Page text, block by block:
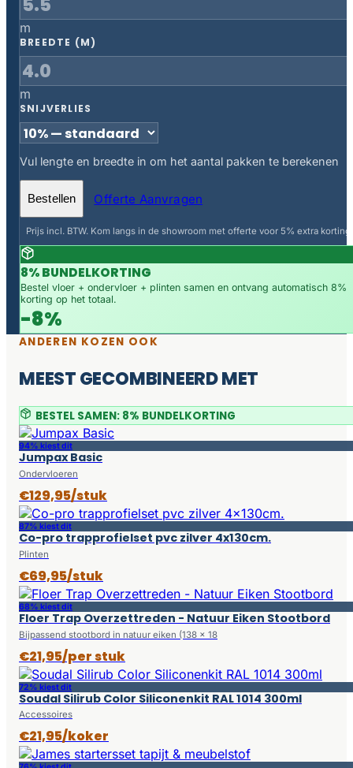
m
BREEDTE (M)
m
SNIJVERLIES
Vul lengte en breedte in om het aantal pakken te berekenen
Bestellen Offerte Aanvragen
Prijs incl. BTW. Kom langs in de showroom met offerte voor 5% extra korting.
8% BUNDELKORTING
Bestel vloer + ondervloer + plinten samen en ontvang automatisch 8%
korting op het totaal.
-8%
ANDEREN KOZEN OOK
MEEST GECOMBINEERD MET
BESTEL SAMEN: 8% BUNDELKORTING
94% kiest dit
Jumpax Basic
Ondervloeren
€129,95/stuk
87% kiest dit
Co-pro trapprofielset pvc zilver 4x130cm.
Plinten
€69,95/stuk
68% kiest dit
Floer Trap Overzettreden - Natuur Eiken Stootbord
Bijpassend stootbord in natuur eiken (138 x 18
€21,95/per stuk
72% kiest dit
Soudal Silirub Color Siliconenkit RAL 1014 300ml
Accessoires
€21,95/koker